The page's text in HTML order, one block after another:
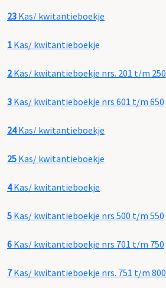
23 Kas/ kwitantieboekje
1 Kas/ kwitantieboekje
2Kas/ kwitantieboekje nrs. 201 t/m 250
3 Kas/ kwitantieboekje nrs 601 t/m 650
24Kas/ kwitantieboekje
25 Kas/ kwitantieboekje
4Kas/ kwitantieboekje
5 Kas/ kwitantieboekje nrs 500 t/m 550
6 Kas/ kwitantieboekje nrs 701 t/m 750
7Kas/ kwitantieboekje nrs. 751 t/m 800